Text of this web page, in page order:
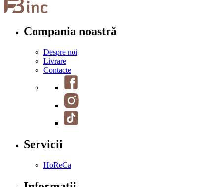
Compania noastră
Despre noi
Livrare
Contacte
Servicii
HoReCa